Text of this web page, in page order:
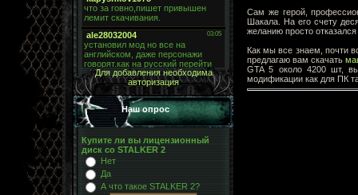
Для добавления необходима
авторизация
Наш опрос
Купите ли вы лицензионный
диск со STALKER 2
Нет
Да
А что такое STALKER 2?
Сам же герой,
Шакала. На его счету
желанию просто
Как мы все знаем, почти
предлагаю вам скачать
GTA 5 около 4200 шт,
модификации как для ПК